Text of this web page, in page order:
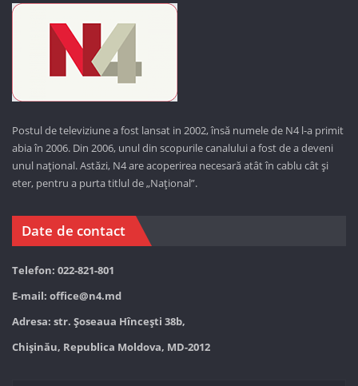
Postul de televiziune a fost lansat in 2002, însă numele de N4 l-a primit
abia în 2006. Din 2006, unul din scopurile canalului a fost de a deveni
unul național. Astăzi, N4 are acoperirea necesară atât în cablu cât și
eter, pentru a purta titlul de „Național”.
Date de contact
Telefon: 022-821-801
E-mail: office@n4.md
Adresa: str. Șoseaua Hînceşti 38b,
Chișinău, Republica Moldova, MD-2012